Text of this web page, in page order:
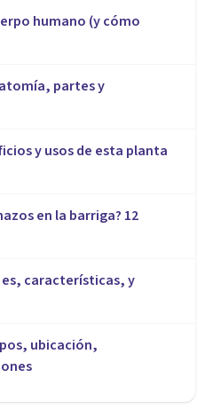
humano (y cómo
partes y
y usos de esta planta
en la barriga? 12
es, características, y
ubicación,